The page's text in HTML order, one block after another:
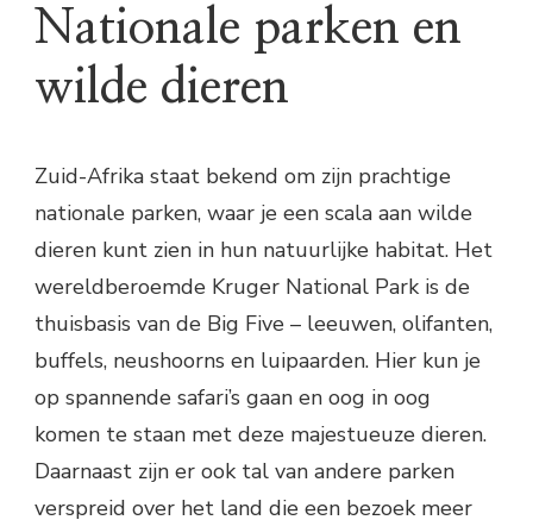
Nationale parken en
wilde dieren
Zuid-Afrika staat bekend om zijn prachtige
nationale parken, waar je een scala aan wilde
dieren kunt zien in hun natuurlijke habitat. Het
wereldberoemde Kruger National Park is de
thuisbasis van de Big Five – leeuwen, olifanten,
buffels, neushoorns en luipaarden. Hier kun je
op spannende safari’s gaan en oog in oog
komen te staan met deze majestueuze dieren.
Daarnaast zijn er ook tal van andere parken
verspreid over het land die een bezoek meer